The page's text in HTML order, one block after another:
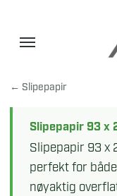
← Slipepapir
Slipepapir 93 x
Slipepapir 93 x
perfekt for
nøyaktig